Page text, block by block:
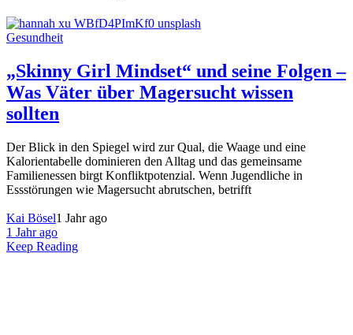
Gesundheit
„Skinny Girl Mindset“ und seine Folgen –
Was Väter über Magersucht wissen
sollten
Der Blick in den Spiegel wird zur Qual, die Waage und eine
Kalorientabelle dominieren den Alltag und das gemeinsame
Familienessen birgt Konfliktpotenzial. Wenn Jugendliche in
Essstörungen wie Magersucht abrutschen, betrifft
Kai Bösel1 Jahr ago
1 Jahr ago
Keep Reading